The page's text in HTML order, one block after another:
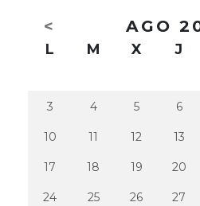
< AGO
L M X J
3 4 5 6
10 11 12 13
17 18 19 20
24 25 26 27